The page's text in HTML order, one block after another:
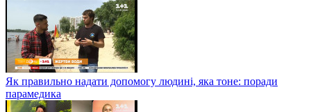
Як правильно надати допомогу людині, яка тоне: поради
парамедика